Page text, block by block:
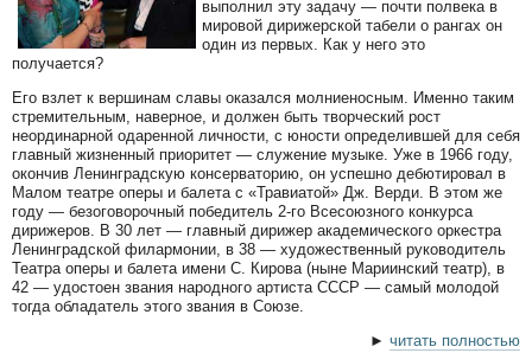
выполнил эту задачу — почти полвека в
мировой дирижерской табели о рангах он
один из первых. Как у него это
получается?
Его взлет к вершинам славы оказался молниеносным. Именно таким
стремительным, наверное, и должен быть творческий рост
неординарной одаренной личности, с юности определившей для себя
главный жизненный приоритет — служение музыке. Уже в 1966 году,
окончив Ленинградскую консерваторию, он успешно дебютировал в
Малом театре оперы и балета с «Травиатой» Дж. Верди. В этом же
году — безоговорочный победитель 2-го Всесоюзного конкурса
дирижеров. В 30 лет — главный дирижер академического оркестра
Ленинградской филармонии, в 38 — художественный руководитель
Театра оперы и балета имени С. Кирова (ныне Мариинский театр), в
42 — удостоен звания народного артиста СССР — самый молодой
тогда обладатель этого звания в Союзе.
► читать полностью